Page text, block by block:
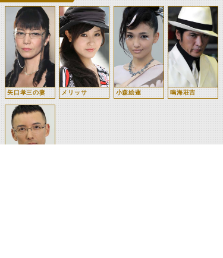
矢口孝三の妻 メリッサ 小森絵蓮 鳴海荘吉